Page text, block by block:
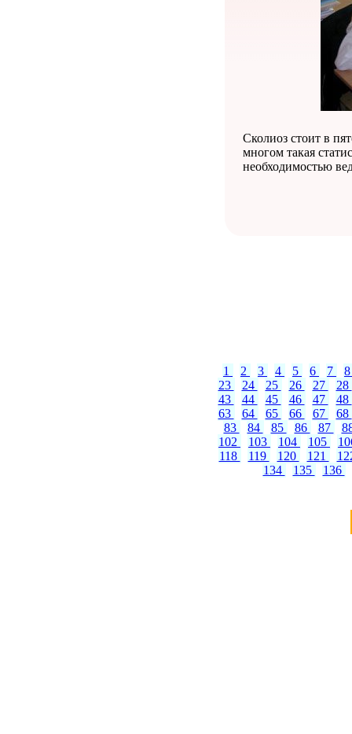
Сколиоз стоит в
многом такая
необходимостью
1 2 3 4 5 6 7
23
24 25 26 27
28
43
44 45 46 47
48
63
64 65 66 67
68
83
84 85 86 87
102
103 104 105
118
119 120 121
134
135 136